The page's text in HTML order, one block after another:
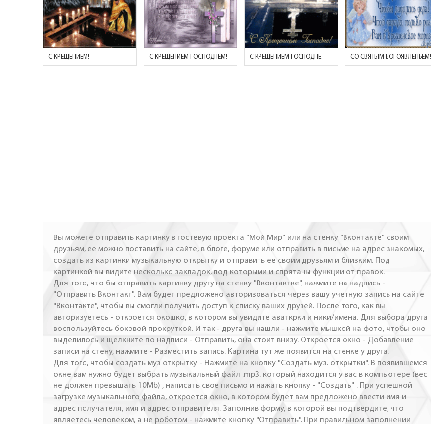
С КРЕЩЕНИЕМ! С КРЕЩЕНИЕМ ГОСПОДНЕМ! С КРЕЩЕНИЕМ ГОСПОДНЕ. СО СВЯТЫМ БОГОЯВЛЕНЬЕМ!
Вы можете отправить картинку в гостевую проекта "Мой Мир" или на стенку "Вконтакте" своим
друзьям, ее можно поставить на сайте, в блоге, форуме или отправить в письме на адрес знакомых,
создать из картинки музыкальную открытку и отправить ее своим друзьям и близким. Под
картинкой вы видите несколько закладок, под которыми и спрятаны функции от правок.
Для того, что бы отправить картинку другу на стенку "Вконтактке", нажмите на надпись -
"Отправить Вконтакт". Вам будет предложено авторизоваться через вашу учетную запись на сайте
"Вконтакте", чтобы вы смогли получить доступ к списку ваших друзей. После того, как вы
авторизуетесь - откроется окошко, в котором вы увидите аваткрки и ники/имена. Для выбора друга
воспользуйтесь боковой прокруткой. И так - друга вы нашли - нажмите мышкой на фото, чтобы оно
выделилось и щелкните по надписи - Отправить, она стоит внизу. Откроется окно - Добавление
записи на стену, нажмите - Разместить запись. Картина тут же появится на стенке у друга.
Для того, чтобы создать муз открытку - Нажмите на кнопку "Создать муз. открытки". В появившемся
окне вам нужно будет выбрать музыкальный файл .mp3, который находится у вас в компьютере (вес
не должен превышать 10Mb) , написать свое письмо и нажать кнопку - "Создать" . При успешной
загрузке музыкального файла, откроется окно, в котором будет вам предложено ввести имя и
адрес получателя, имя и адрес отправителя. Заполнив форму, в которой вы подтвердите, что
являетесь человеком, а не роботом - нажмите кнопку "Отправить". При правильном заполнении